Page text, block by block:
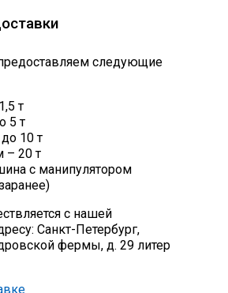
следующие
т
5 т
10 т
– 20 т
с манипулятором
с нашей
Санкт-Петербург,
фермы, д. 29 литер